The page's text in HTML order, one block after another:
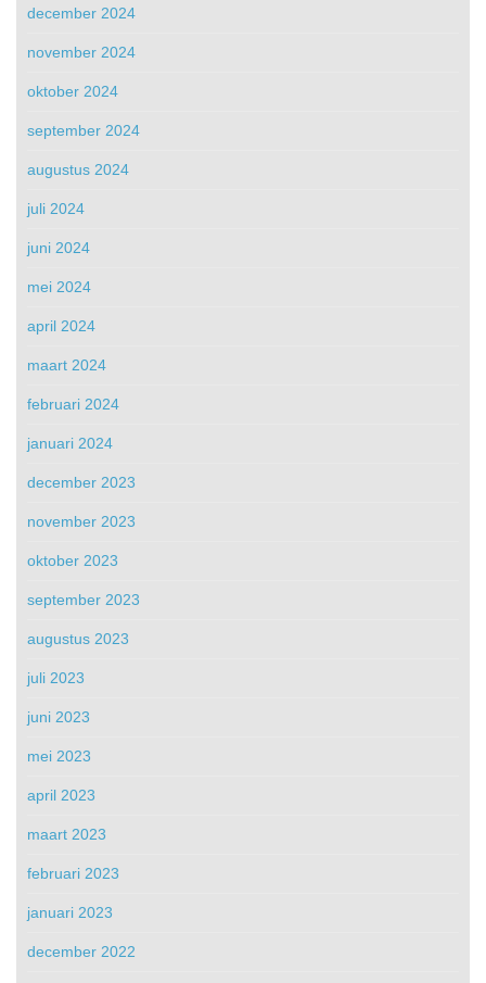
december 2024
november 2024
oktober 2024
september 2024
augustus 2024
juli 2024
juni 2024
mei 2024
april 2024
maart 2024
februari 2024
januari 2024
december 2023
november 2023
oktober 2023
september 2023
augustus 2023
juli 2023
juni 2023
mei 2023
april 2023
maart 2023
februari 2023
januari 2023
december 2022